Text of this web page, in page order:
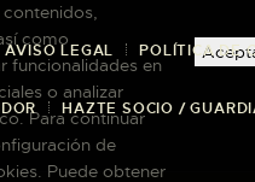
AVISO LEGAL POLÍTICA DE
HAZTE SOCIO /
contenidos,
como
funcionalidades en
o analizar
Para continuar
de
Puede obtener